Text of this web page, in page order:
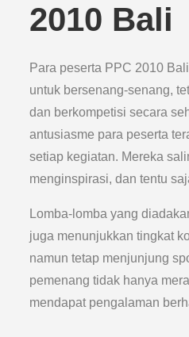
2010 Bali
Para peserta PPC 2010
untuk bersenang-senang,
dan berkompetisi secara
antusiasme para peserta
setiap kegiatan. Mereka
menginspirasi, dan tentu
Lomba-lomba yang
juga menunjukkan tingkat
namun tetap menjunjung
pemenang tidak hanya
mendapat pengalaman